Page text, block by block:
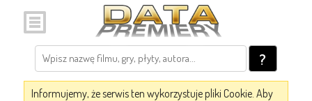
?
Informujemy, że serwis ten wykorzystuje pliki Cookie. Aby